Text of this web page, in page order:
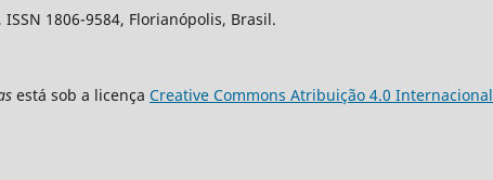
, ISSN 1806-9584, Florianópolis, Brasil.
está sob a licença Creative Commons Atribuição 4.0 Internacional